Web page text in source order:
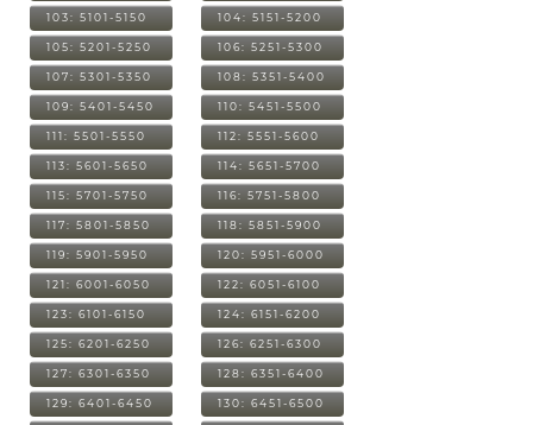
103: 5101-5150 104: 5151-5200
105: 5201-5250 106: 5251-5300
107: 5301-5350 108: 5351-5400
109: 5401-5450 110: 5451-5500
111: 5501-5550 112: 5551-5600
113: 5601-5650 114: 5651-5700
115: 5701-5750 116: 5751-5800
117: 5801-5850 118: 5851-5900
119: 5901-5950 120: 5951-6000
121: 6001-6050 122: 6051-6100
123: 6101-6150 124: 6151-6200
125: 6201-6250 126: 6251-6300
127: 6301-6350 128: 6351-6400
129: 6401-6450 130: 6451-6500